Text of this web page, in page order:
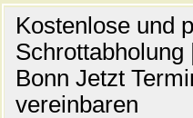
Kostenlose und
Bonn Jetzt
vereinbaren